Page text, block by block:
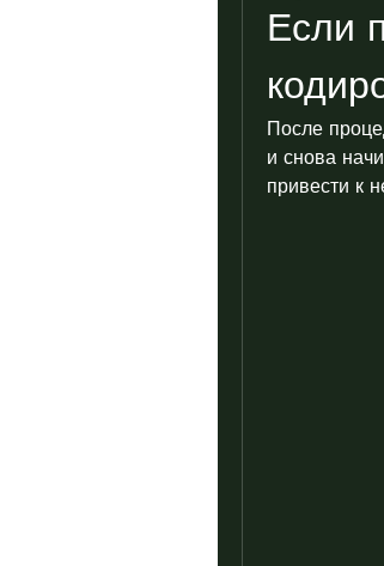
Если
После
и снова
привести к